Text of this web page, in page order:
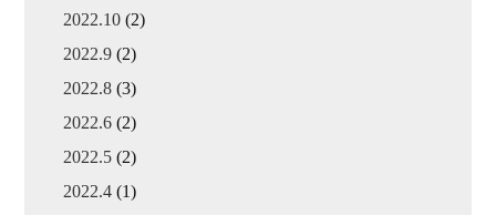
2022.10 (2)
2022.9 (2)
2022.8 (3)
2022.6 (2)
2022.5 (2)
2022.4 (1)